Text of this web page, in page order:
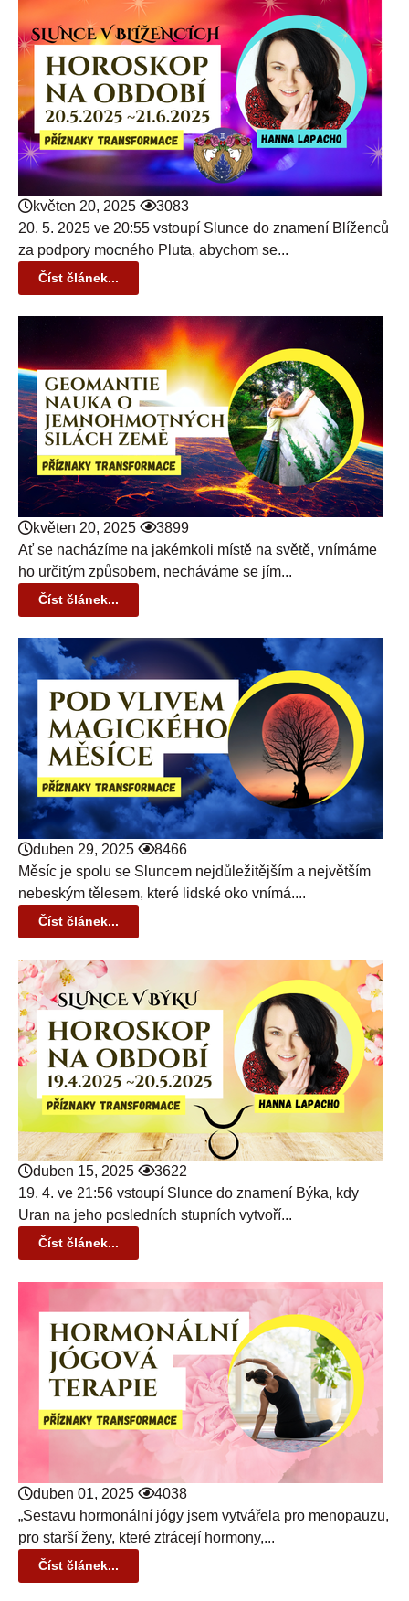
květen 20, 2025
3083
20. 5. 2025 ve 20:55 vstoupí Slunce do znamení Blíženců
za podpory mocného Pluta, abychom se...
Číst článek...
květen 20, 2025
3899
Ať se nacházíme na jakémkoli místě na světě, vnímáme
ho určitým způsobem, necháváme se jím...
Číst článek...
duben 29, 2025
8466
Měsíc je spolu se Sluncem nejdůležitějším a největším
nebeským tělesem, které lidské oko vnímá....
Číst článek...
duben 15, 2025
3622
19. 4. ve 21:56 vstoupí Slunce do znamení Býka, kdy
Uran na jeho posledních stupních vytvoří...
Číst článek...
duben 01, 2025
4038
„Sestavu hormonální jógy jsem vytvářela pro menopauzu,
pro starší ženy, které ztrácejí hormony,...
Číst článek...